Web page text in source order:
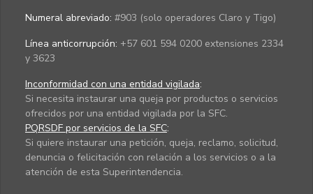
Numeral abreviado: #903 (solo operadores Claro y Tigo)
Línea anticorrupción: +57 601 594 0200 extensiones 2334
y 3623
Inconformidad con una entidad vigilada:
Si necesita instaurar una queja por productos o servicios
ofrecidos por una entidad vigilada por la SFC.
PQRSDF por servicios de la SFC:
Si quiere instaurar una petición, queja, reclamo, solicitud,
denuncia o felicitación con relación a los servicios o a la
atención de esta Superintendencia.